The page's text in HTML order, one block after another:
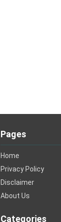
Pages
Home
Privacy Policy
Disclaimer
About Us
Categories